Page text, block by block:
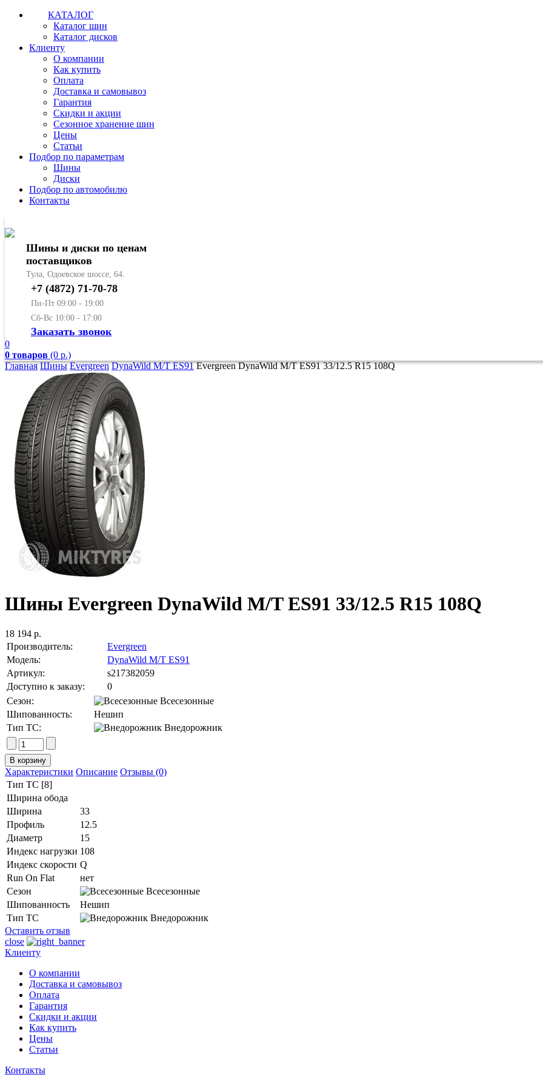
КАТАЛОГ
Каталог шин
Каталог дисков
Клиенту
О компании
Как купить
Оплата
Доставка и самовывоз
Гарантия
Скидки и акции
Сезонное хранение шин
Цены
Статьи
Подбор по параметрам
Шины
Диски
Подбор по автомобилю
Контакты
Шины и диски по ценам
поставщиков
Тула, Одоевское шоссе, 64.
+7 (4872) 71-70-78
Пн-Пт 09:00 - 19:00
Сб-Вс 10:00 - 17:00
Заказать звонок
0
0 товаров (0 р.)
Главная Шины Evergreen DynaWild M/T ES91Evergreen DynaWild M/T ES91 33/12.5 R15 108Q
Шины Evergreen DynaWild M/T ES91 33/12.5 R15 108Q
18 194 р.
Производитель:
Evergreen
Модель:
DynaWild M/T ES91
Артикул:
s217382059
Доступно к заказу:
0
Сезон:
Всесезонные
Шипованность:
Нешип
Тип ТС:
Внедорожник
Характеристики Описание Отзывы (0)
Тип ТС [8]
Ширина обода
Ширина
33
Профиль
12.5
Диаметр
15
Индекс нагрузки 108
Индекс скорости Q
Run On Flat
нет
Сезон
Всесезонные
Шипованность
Нешип
Тип ТС
Внедорожник
Оставить отзыв
close
Клиенту
О компании
Доставка и самовывоз
Оплата
Гарантия
Скидки и акции
Как купить
Цены
Статьи
Контакты